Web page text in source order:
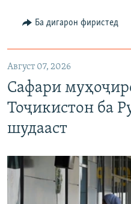
Ба дигарон фиристед
Август 07, 2026
Сафари
Тоҷикистон ба
шудааст